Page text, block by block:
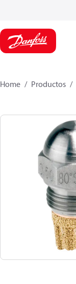
Home Productos